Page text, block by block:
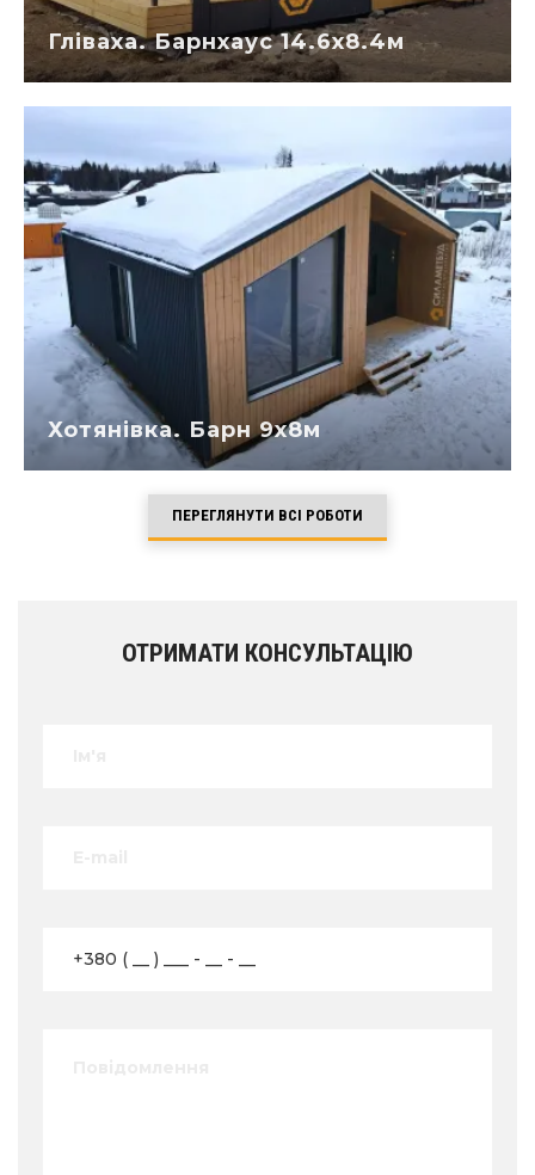
Гліваха. Барнхаус 14.6х8.4м
Хотянівка. Барн 9х8м
ПЕРЕГЛЯНУТИ ВСІ РОБОТИ
ОТРИМАТИ КОНСУЛЬТАЦІЮ